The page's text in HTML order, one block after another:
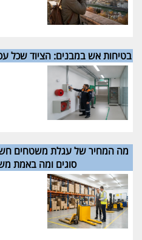
בטיחות אש במבנים: הציוד שכל
מה המחיר של עגלת משטחים
סוגים ומה באמת